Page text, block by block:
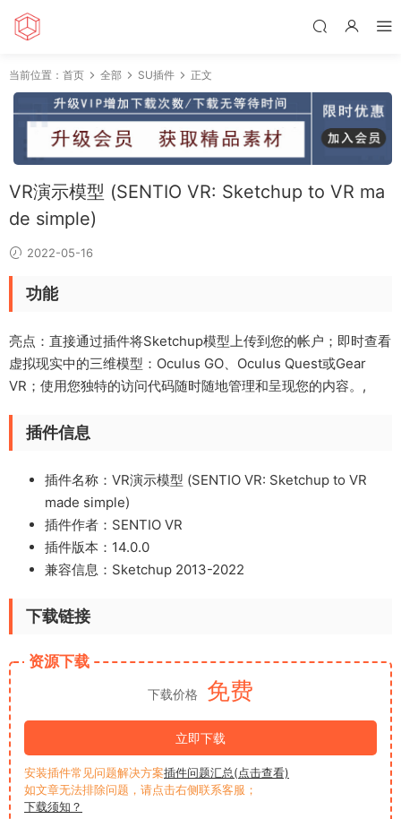
当前位置： 首页 全部 SU插件 正文
VR演示模型 (SENTIO VR: Sketchup to VR ma
de simple)
2022-05-16
功能
亮点：直接通过插件将Sketchup模型上传到您的帐户；即时查看
虚拟现实中的三维模型：Oculus GO、Oculus Quest或Gear
VR；使用您独特的访问代码随时随地管理和呈现您的内容。,
插件信息
插件名称：VR演示模型 (SENTIO VR: Sketchup to VR
made simple)
插件作者：SENTIO VR
插件版本：14.0.0
兼容信息：Sketchup 2013-2022
下载链接
资源下载
下载价格 免费
立即下载
安装插件常见问题解决方案插件问题汇总(点击查看)
如文章无法排除问题，请点击右侧联系客服；
下载须知？